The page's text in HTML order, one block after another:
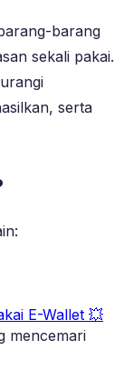
barang
sekali pakai.
serta
E-Wallet 💥
mencemari